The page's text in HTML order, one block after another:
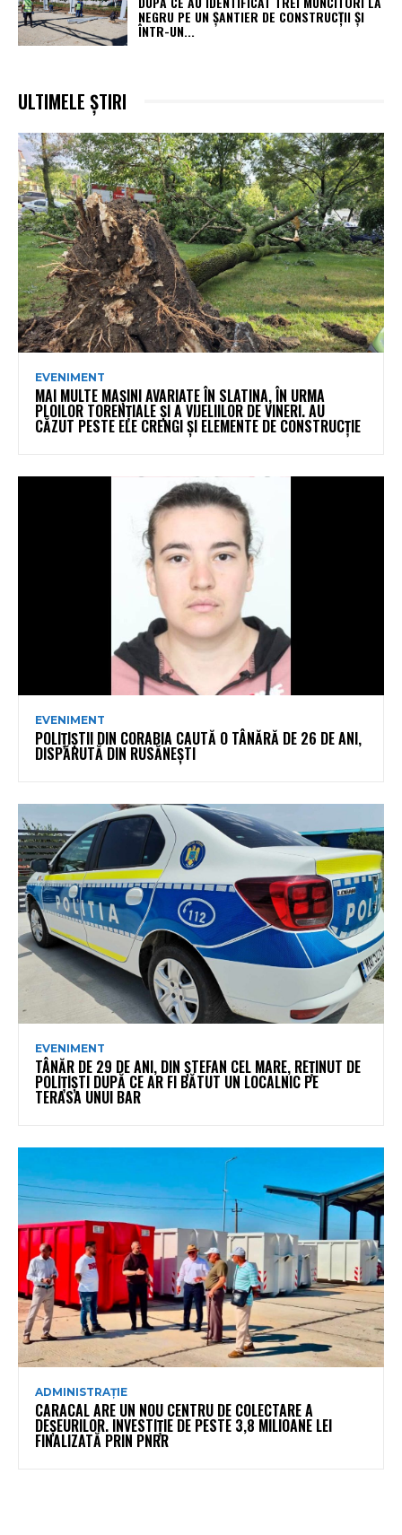
NEGRU PE UN ȘANTIER DE CONSTRUCȚII ȘI
ÎNTR-UN...
ULTIMELE ȘTIRI
EVENIMENT
MAI MULTE MAȘINI AVARIATE ÎN SLATINA, ÎN URMA
PLOILOR TORENȚIALE ȘI A VIJELIILOR DE VINERI. AU
CĂZUT PESTE ELE CRENGI ȘI ELEMENTE DE CONSTRUCȚIE
EVENIMENT
POLIȚIȘTII DIN CORABIA CAUTĂ O TÂNĂRĂ DE 26 DE ANI,
DISPĂRUTĂ DIN RUSĂNEȘTI
EVENIMENT
TÂNĂR DE 29 DE ANI, DIN ȘTEFAN CEL MARE, REȚINUT DE
POLIȚIȘTI DUPĂ CE AR FI BĂTUT UN LOCALNIC PE
TERASA UNUI BAR
ADMINISTRAȚIE
CARACAL ARE UN NOU CENTRU DE COLECTARE A
DEȘEURILOR. INVESTIȚIE DE PESTE 3,8 MILIOANE LEI
FINALIZATĂ PRIN PNRR